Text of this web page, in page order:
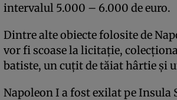
intervalul 5.000 – 6.000 de euro.
Dintre alte obiecte folosite de
vor fi scoase la licitaţie,
batiste, un cuţit de tăiat hârtie şi
Napoleon I a fost exilat pe Insula